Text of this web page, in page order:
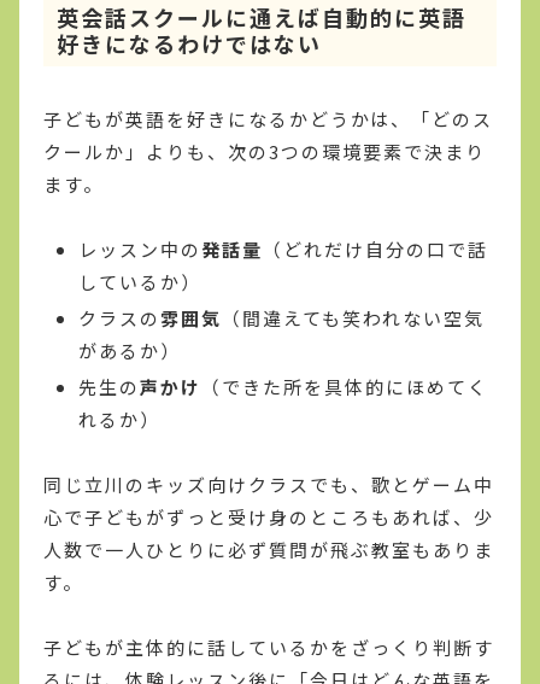
英会話スクールに通えば自動的に英語
好きになるわけではない
子どもが英語を好きになるかどうかは、「どのス
クールか」よりも、次の3つの環境要素で決まり
ます。
レッスン中の発話量 （どれだけ自分の口で話
しているか）
クラスの雰囲気 （間違えても笑われない空気
があるか）
先生の声かけ
（できた所を具体的にほめてく
れるか）
同じ立川のキッズ向けクラスでも、歌とゲーム中
心で子どもがずっと受け身のところもあれば、少
人数で一人ひとりに必ず質問が飛ぶ教室もありま
す。
子どもが主体的に話しているかをざっくり判断す